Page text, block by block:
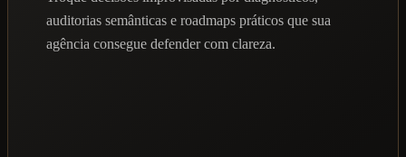
auditorias semânticas e roadmaps práticos que sua
agência consegue defender com clareza.